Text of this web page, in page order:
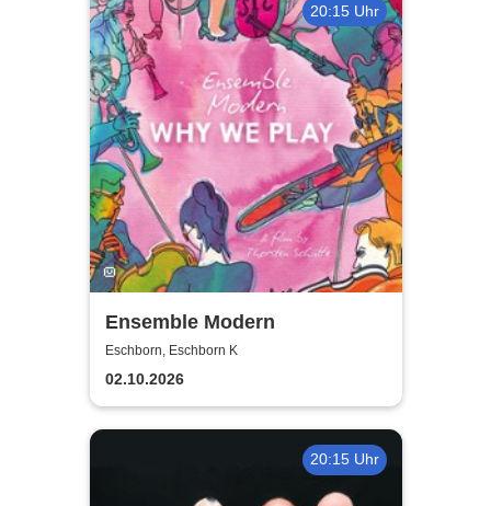
20:15 Uhr
Ensemble Modern
Eschborn, Eschborn K
02.10.2026
20:15 Uhr